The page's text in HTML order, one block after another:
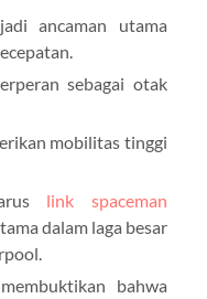
ancaman utama
sebagai otak
mobilitas tinggi
link spaceman
dalam laga besar
bahwa